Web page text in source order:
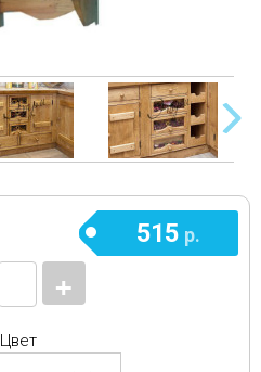
+
515 р.
Цвет